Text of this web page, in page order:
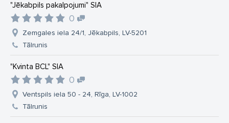
"Jēkabpils pakalpojumi" SIA
0
Zemgales iela 24/1, Jēkabpils, LV-5201
Tālrunis
"Kvinta BCL" SIA
0
Ventspils iela 50 - 24, Rīga, LV-1002
Tālrunis